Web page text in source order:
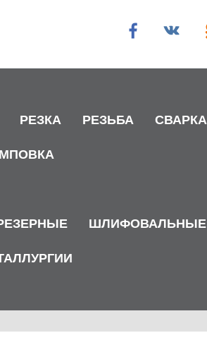
РЕЗКА РЕЗЬБА СВАРКА
ШЛИФОВАЛЬНЫЕ